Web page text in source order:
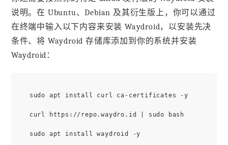
说明。在 Ubuntu、Debian 及其衍生版上，你可以通过
在终端中输入以下内容来安装 Waydroid，以安装先决
条件、将 Waydroid 存储库添加到你的系统并安装
Waydroid：
sudo apt install curl ca-certificates -y
curl https://repo.waydro.id | sudo bash